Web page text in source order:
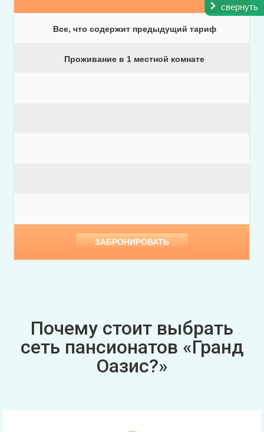
свернуть
Все, что содержит предыдущий тариф
Проживание в 1 местной комнате
ЗАБРОНИРОВАТЬ
Почему стоит выбрать
сеть пансионатов «Гранд
Оазис?»